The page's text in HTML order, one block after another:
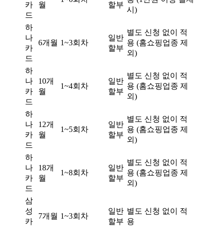
카
드
월
할부
시)
하
나
카
드
6개월 1~3회차
일반
할부
별도 신청 없이 적
용 (홈쇼핑업종 제
외)
하
나
카
드
10개
월
1~4회차
일반
할부
별도 신청 없이 적
용 (홈쇼핑업종 제
외)
하
나
카
드
12개
월
1~5회차
일반
할부
별도 신청 없이 적
용 (홈쇼핑업종 제
외)
하
나
카
드
18개
월
1~8회차
일반
할부
별도 신청 없이 적
용 (홈쇼핑업종 제
외)
삼
성
카
7개월 1~3회차
일반
할부
별도 신청 없이 적
용